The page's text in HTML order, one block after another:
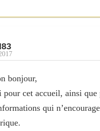
bonjour,
pour cet accueil, ainsi que
qui